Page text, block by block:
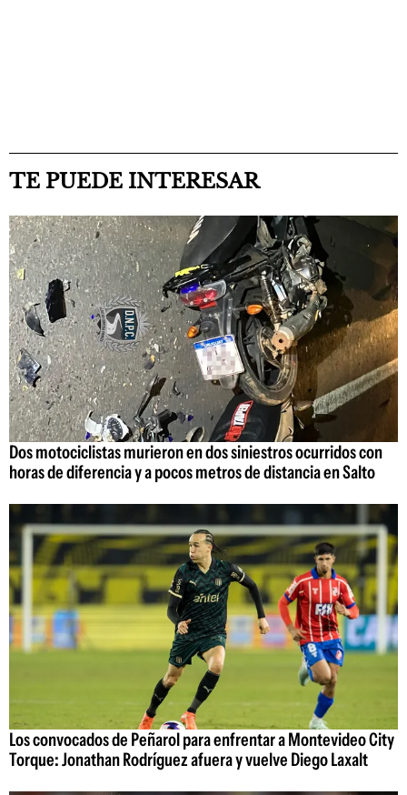
TE PUEDE INTERESAR
Dos motociclistas murieron en dos siniestros ocurridos con
horas de diferencia y a pocos metros de distancia en Salto
Los convocados de Peñarol para enfrentar a Montevideo City
Torque: Jonathan Rodríguez afuera y vuelve Diego Laxalt